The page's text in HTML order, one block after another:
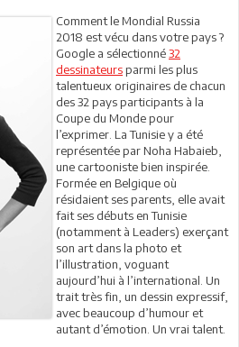
Comment le Mondial Russia
2018 est vécu dans votre pays ?
Google a sélectionné32
dessinateursparmi les plus
talentueux originaires de chacun
des 32 pays participants à la
Coupe du Monde pour
l’exprimer. La Tunisie y a été
représentée par Noha Habaieb,
une cartooniste bien inspirée.
Formée en Belgique où
résidaient ses parents, elle avait
fait ses débuts en Tunisie
(notamment à Leaders) exerçant
son art dans la photo et
l’illustration, voguant
aujourd’hui à l’international. Un
trait très fin, un dessin expressif,
avec beaucoup d’humour et
autant d’émotion. Un vrai talent.